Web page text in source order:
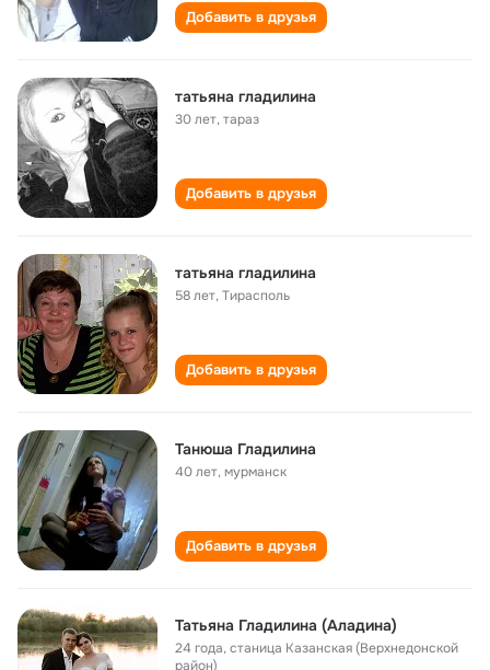
Добавить в друзья
татьяна гладилина
30 лет,тараз
Добавить в друзья
татьяна гладилина
58 лет,Тирасполь
Добавить в друзья
Танюша Гладилина
40 лет,мурманск
Добавить в друзья
Татьяна Гладилина (Аладина)
24 года,станица Казанская (Верхнедонской
район)